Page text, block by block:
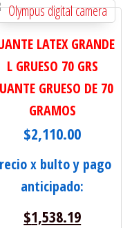
LATEX GRANDE
L GRUESO 70 GRS
GRUESO DE 70
GRAMOS
$2,110.00
x bulto y pago
anticipado:
$1,538.19